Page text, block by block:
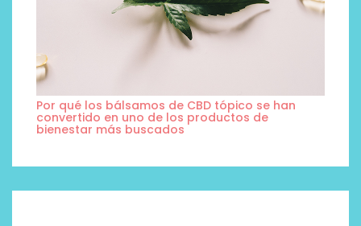
Por qué los bálsamos de CBD tópico se han
convertido en uno de los productos de
bienestar más buscados